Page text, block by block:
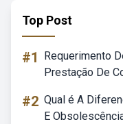
Top Post
#1
Requerimento
Prestação De
#2 Qual é A
E